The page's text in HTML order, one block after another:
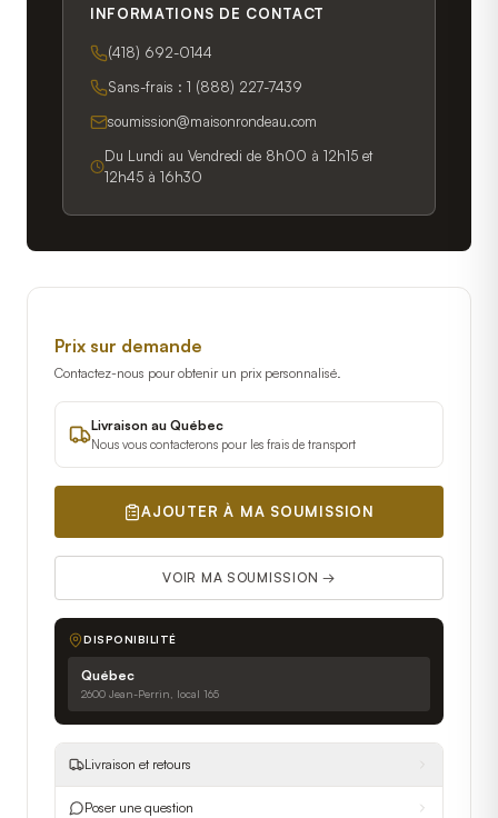
INFORMATIONS DE CONTACT
(418) 692-0144
Sans-frais : 1 (888) 227-7439
soumission@maisonrondeau.com
Du Lundi au Vendredi de 8h00 à 12h15 et
12h45 à 16h30
Prix sur demande
Contactez-nous pour obtenir un prix personnalisé.
Livraison au Québec
Nous vous contacterons pour les frais de transport
AJOUTER À MA SOUMISSION
VOIR MA SOUMISSION →
DISPONIBILITÉ
Québec
2600 Jean-Perrin, local 165
Livraison et retours
Poser une question